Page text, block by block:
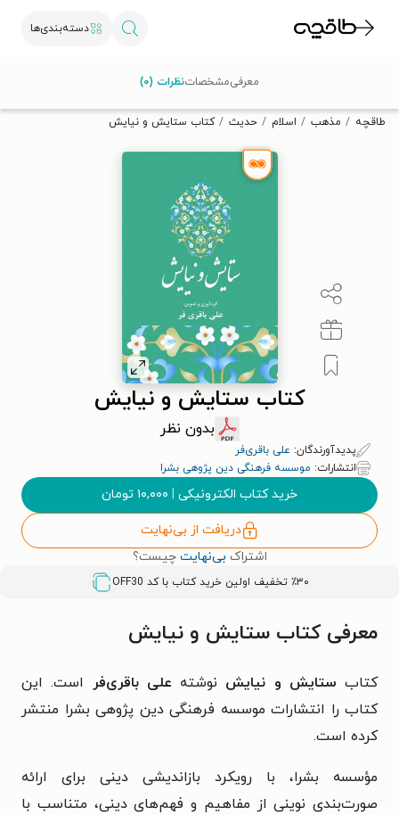
دسته‌بندی‌ها
تخفیف از طاقچه دریافت کن.
طاقچه مذهب اسلام حدیث کتاب ستایش و نیایش
کتاب ستایش و نیایش
بدون نظر
پدیدآورندگان: علی باقری‌فر
انتشارات: موسسه فرهنگی دین پژوهی بشرا
خرید کتاب الکترونیکی | ۱۰,۰۰۰ تومان
دریافت از بی‌نهایت
اشتراک بی‌نهایت چیست؟
٪۳۰ تخفیف اولین خرید کتاب با کد OFF30
معرفیمشخصاتنظرات (۰)
معرفی کتاب ستایش و نیایش
کتاب ستایش و نیایش نوشته علی باقری‌فر
است. این
کتاب را انتشارات موسسه فرهنگی دین پژوهی بشرا منتشر
کرده است.
مؤسسه بشرا، با رویکرد بازاندیشی دینی برای ارائه
صورت‌بندی نوینی از مفاهیم و فهم‌های دینی، متناسب با